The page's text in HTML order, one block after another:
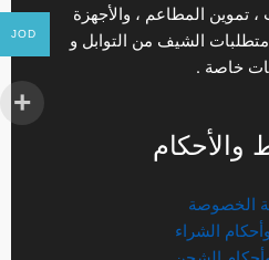
، تموين المطاعم ، والأجهزة
متطلبات الشيف من التوابل و
خاصة .
والأحكام
الخصوصة
الشراء
JOD